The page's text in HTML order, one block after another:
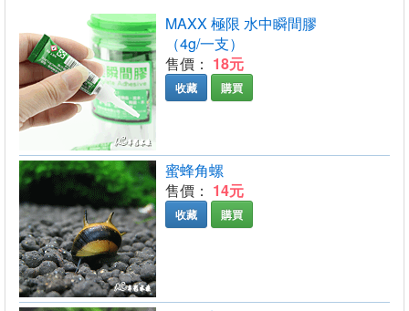
MAXX 極限 水中瞬間膠
（4g/一支）
售價： 18元
收藏 購買
蜜蜂角螺
售價： 14元
收藏 購買